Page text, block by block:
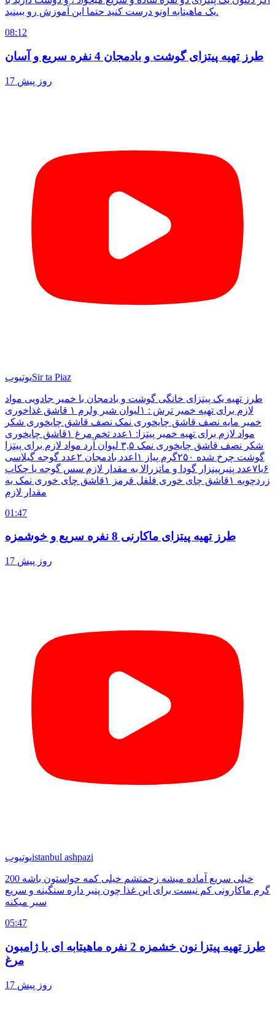
یک ماهیتابه اونو درست کنید حتما این آموزش رو ببینید.
08:12
طرز تهیه پیتزای گوشت و بادمجان 4 نفره سریع و آسان
17 روز پیش
یوتیوبSir ta Piaz
طرز تهیه یک پیتزای خانگی گوشت و بادمجان با خمیر جادویی مواد
لازم برای تهیه خمیر ترش : ۱لیوان شیر ولرم ۱ قاشق غذاخوری
خمیر مایه نصف قاشق چایخوری نمک نصف قاشق چایخوری شکر
مواد لازم برای تهیه خمیر پیتزا: ۱عدد تخم مرغ ۱قاشق چایخوری
شکر نصف قاشق چایخوری نمک ۳,۵ لیوان آرد مواد لازم برای پیتزا
گوشت چرخ شده ۲۵۰گرم پیاز ۱اعدد بادمجان ۲عدد گوجه گیلاسی
۶یا۷عدد پنیرپینزار گودا و ماتزرالا به مقدار لازم سس گوجه یا چکاپ
زردچوبه ۱قاشق چای خوری فلفل قرمز ۱قاشق چای خوری نمک به
مقدار لازم
01:47
طرز تهیه پیتزای ماکارنی 8 نفره سریع و خوشمزه
17 روز پیش
یوتیوبistanbul ashpazi
خیلی سریع آماده میشه زحمتشم خیلی کمه حواستون باشه 200
گرم ماکارونی کم نیست برای این غذا چون پنیر داره سنگینه و سریع
سیر میکنه
05:47
طرز تهیه پیتزا نون خشمزه 2 نفره ماهیتابه ای با ژامبون
مرغ
17 روز پیش